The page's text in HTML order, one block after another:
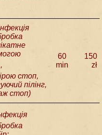
,
стоп,
пілінг,
стоп)
60
min
150
zł